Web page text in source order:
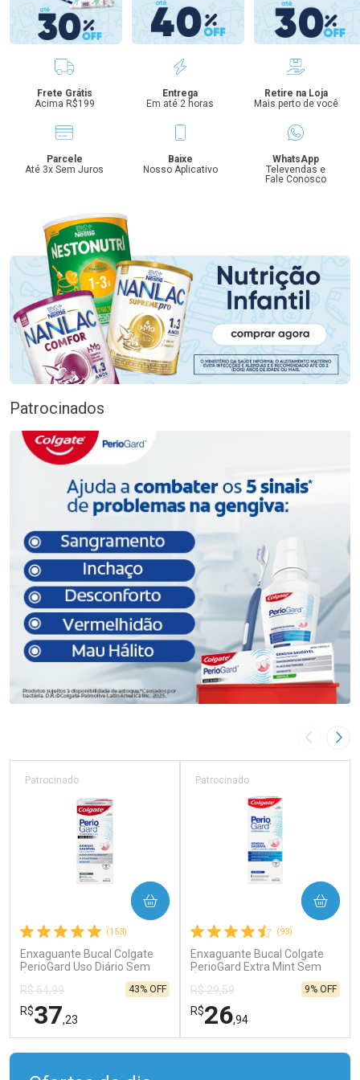
Benefícios
Frete Grátis
Acima R$199
Entrega
Em até 2 horas
Retire na Loja
Mais perto de você
Parcele
Até 3x Sem Juros
Baixe
Nosso Aplicativo
WhatsApp
Televendas e
Fale Conosco
Patrocinados
Imagem
(153)
Enxaguante Bucal Colgate
PerioGard Uso Diário Sem
Patrocinado
R$ 64,99
R$37,23
43% OFF
COMPRAR
(93)
Enxaguante Bucal Colgate
PerioGard Extra Mint Sem
Patrocinado
R$ 29,59
R$26,94
9% OFF
COMPRAR